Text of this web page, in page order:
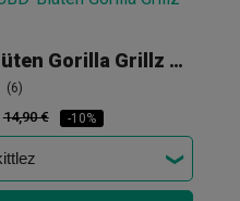
CBD-Blüten Gorilla Grillz Outdoor
(6)
14,90 € -10%